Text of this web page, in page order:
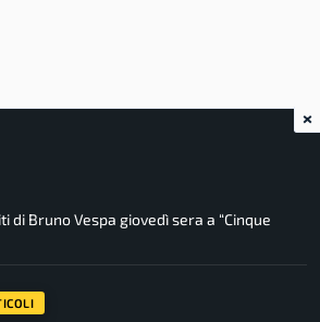
di Bruno Vespa giovedì sera a “Cinque
×